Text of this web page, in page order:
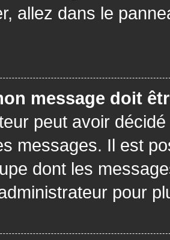
allez dans le
message doit
peut avoir
messages. Il est
dont les
pour